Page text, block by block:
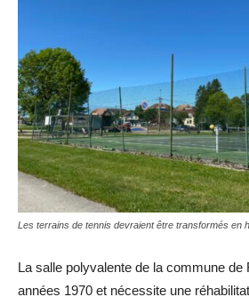
Les terrains de tennis devraient être transformés en
La salle polyvalente de la commune de
années 1970 et nécessite une